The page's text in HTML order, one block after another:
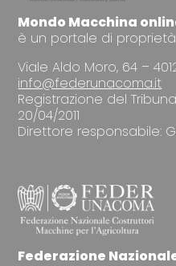
Mondo Macchina
è un portale di
Viale Aldo Moro, 64 –
info@federunacoma.it
Registrazione del
20/04/2011
Direttore responsabile:
Federazione